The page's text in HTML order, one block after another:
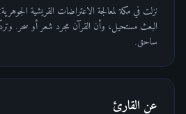
نزلت في مكة لمعالجة الاعتراضات القريشية
البعث مستحيل، وأن القرآن مجرد شعر أو سحر. وتردّ
ساحق.
عن القارئ